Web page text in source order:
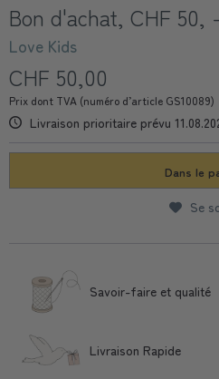
Bon d'achat, CHF 50, -
Love Kids
CHF 50,00
Prix dont TVA (numéro d’article GS10089)
Livraison prioritaire prévu
Dans le
Se
Savoir-faire et qualité
Livraison Rapide